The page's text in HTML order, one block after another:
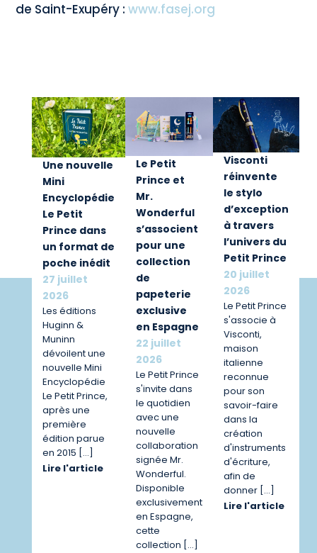
de Saint-Exupéry :www.fasej.org
Une nouvelle
Mini
Encyclopédie
Le Petit
Prince dans
un format de
poche inédit
27 juillet
2026
Les éditions
Huginn &
Muninn
dévoilent une
nouvelle Mini
Encyclopédie
Le Petit Prince,
après une
première
édition parue
en 2015 […]
Lire l'article
Le Petit
Prince et
Mr.
Wonderful
s’associent
pour une
collection
de
papeterie
exclusive
en Espagne
22 juillet
2026
Le Petit Prince
s'invite dans
le quotidien
avec une
nouvelle
collaboration
signée Mr.
Wonderful.
Disponible
exclusivement
en Espagne,
cette
collection […]
Visconti
réinvente
le stylo
d’exception
à travers
l’univers du
Petit Prince
20 juillet
2026
Le Petit Prince
s'associe à
Visconti,
maison
italienne
reconnue
pour son
savoir-faire
dans la
création
d'instruments
d'écriture,
afin de
donner […]
Lire l'article